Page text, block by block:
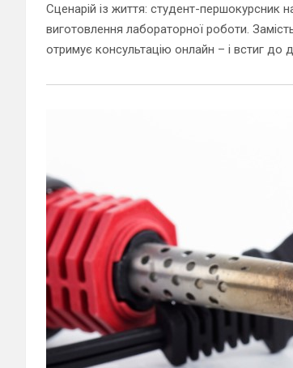
Сценарій із життя: студент-першокурсник
виготовлення лабораторної роботи.
отримує консультацію онлайн – і встиг до